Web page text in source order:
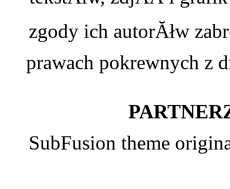
zgody ich autorĂłw
prawach pokrewnych z
SubFusion theme